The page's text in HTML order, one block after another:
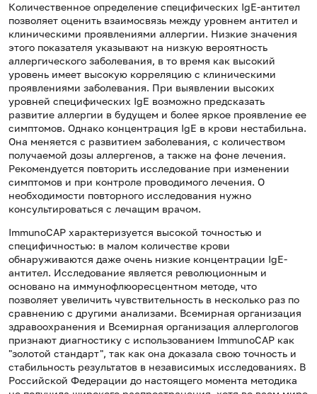
Количественное определение специфических IgE-антител
позволяет оценить взаимосвязь между уровнем антител и
клиническими проявлениями аллергии. Низкие значения
этого показателя указывают на низкую вероятность
аллергического заболевания, в то время как высокий
уровень имеет высокую корреляцию с клиническими
проявлениями заболевания. При выявлении высоких
уровней специфических IgE возможно предсказать
развитие аллергии в будущем и более яркое проявление ее
симптомов. Однако концентрация IgE в крови нестабильна.
Она меняется с развитием заболевания, с количеством
получаемой дозы аллергенов, а также на фоне лечения.
Рекомендуется повторить исследование при изменении
симптомов и при контроле проводимого лечения. О
необходимости повторного исследования нужно
консультироваться с лечащим врачом.
ImmunoCAP характеризуется высокой точностью и
специфичностью: в малом количестве крови
обнаруживаются даже очень низкие концентрации IgE-
антител. Исследование является революционным и
основано на иммунофлюоресцентном методе, что
позволяет увеличить чувствительность в несколько раз по
сравнению с другими анализами. Всемирная организация
здравоохранения и Всемирная организация аллергологов
признают диагностику с использованием ImmunoCAP как
"золотой стандарт", так как она доказала свою точность и
стабильность результатов в независимых исследованиях. В
Российской Федерации до настоящего момента методика